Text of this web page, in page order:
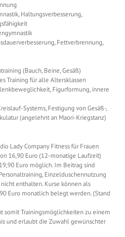
Haltungsverbesserung,
Fettverbrennung,
(Bauch, Beine, Gesäß)
Training für alle Altersklassen
Figurformung, innere
Systems, Festigung von Gesäß-,
(angelehnt an Maori-Kriegstanz)
Lady Company Fitness für Frauen
16,90 Euro (12-monatige Laufzeit)
Euro möglich. Im Beitrag sind
Einzelduschennutzung
enthalten. Kurse können als
Euro monatlich belegt werden. (Stand
somit Trainingsmöglichkeiten zu einem
und erlaubt die Zuwahl gewünschter